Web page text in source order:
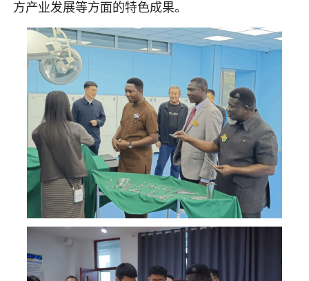
方产业发展等方面的特色成果。